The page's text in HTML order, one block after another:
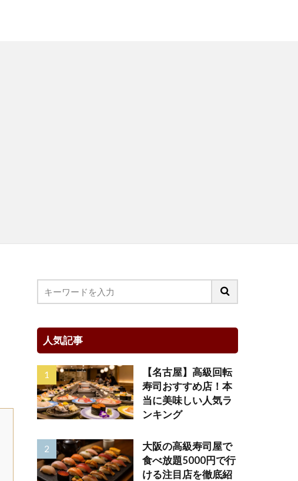
人気記事
【名古屋】高級回転
寿司おすすめ店！本
当に美味しい人気ラ
ンキング
大阪の高級寿司屋で
食べ放題5000円で行
ける注目店を徹底紹